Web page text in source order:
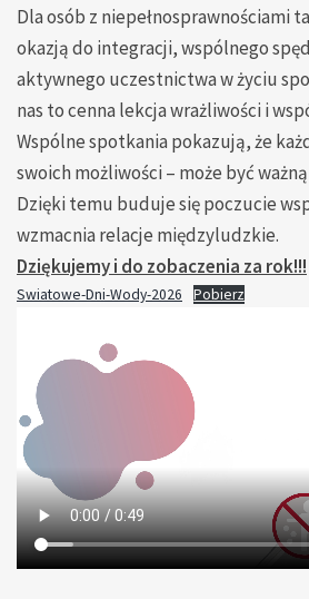
Dla osób z niepełnosprawnościami
okazją do integracji, wspólnego
aktywnego uczestnictwa w życiu
nas to cenna lekcja wrażliwości i
Wspólne spotkania pokazują, że
swoich możliwości – może być
Dzięki temu buduje się poczucie
wzmacnia relacje międzyludzkie.
Dziękujemy i do zobaczenia za rok!!!
Swiatowe-Dni-Wody-2026 Pobierz